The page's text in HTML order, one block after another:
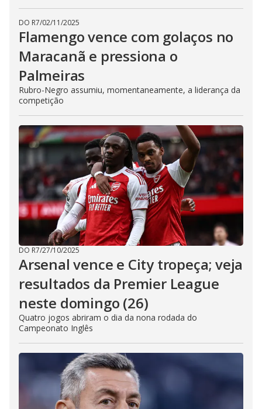
DO R7/02/11/2025
Flamengo vence com golaços no
Maracanã e pressiona o
Palmeiras
Rubro-Negro assumiu, momentaneamente, a liderança da
competição
DO R7/27/10/2025
Arsenal vence e City tropeça; veja
resultados da Premier League
neste domingo (26)
Quatro jogos abriram o dia da nona rodada do
Campeonato Inglês